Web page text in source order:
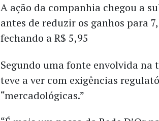
A ação da companhia chegou a
antes de reduzir os ganhos para
fechando a R$ 5,95
Segundo uma fonte envolvida na
teve a ver com exigências
“mercadológicas.”